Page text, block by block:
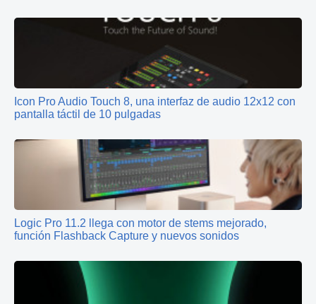
Icon Pro Audio Touch 8, una interfaz de audio 12x12 con
pantalla táctil de 10 pulgadas
Logic Pro 11.2 llega con motor de stems mejorado,
función Flashback Capture y nuevos sonidos